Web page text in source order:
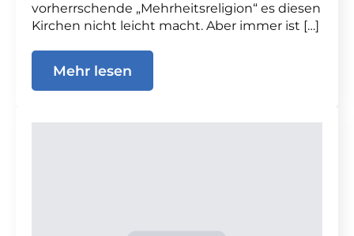
vorherrschende „Mehrheitsreligion“ es diesen
Kirchen nicht leicht macht. Aber immer ist […]
Mehr lesen